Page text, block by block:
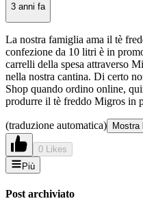
3 anni fa
La nostra famiglia ama il tè
confezione da 10 litri è in
carrelli della spesa attraverso
nella nostra cantina. Di certo
Shop quando ordino online,
produrre il tè freddo Migros in
(traduzione automatica) Mostra
0 Likes
Più
Post archiviato